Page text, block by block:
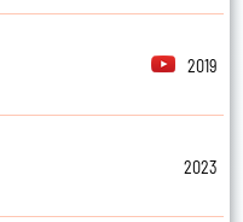
2019
2023